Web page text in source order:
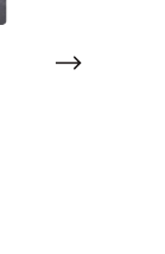
$51.342,50